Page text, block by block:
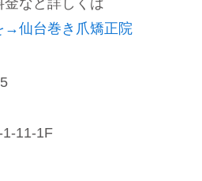
→仙台巻き爪矯正院
11-1F